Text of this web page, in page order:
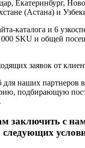
Екатеринбург,
(Астана) и
каталога и 6
SKU и общей
заявок от
для наших партнеров
подбирающую
заключить с
следующих